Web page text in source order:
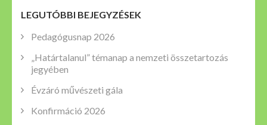
LEGUTÓBBI BEJEGYZÉSEK
Pedagógusnap 2026
„Határtalanul” témanap a nemzeti összetartozás
jegyében
Évzáró művészeti gála
Konfirmáció 2026